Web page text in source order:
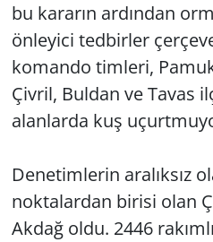
bu kararın ardından
önleyici tedbirler
komando timleri,
Çivril, Buldan ve Tavas
alanlarda kuş
Denetimlerin aralıksız
noktalardan birisi olan
Akdağ oldu. 2446 rakımlı